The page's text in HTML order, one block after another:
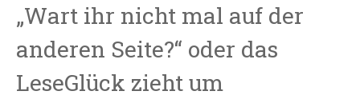
„Wart ihr nicht mal auf der
anderen Seite?“ oder das
LeseGlück zieht um